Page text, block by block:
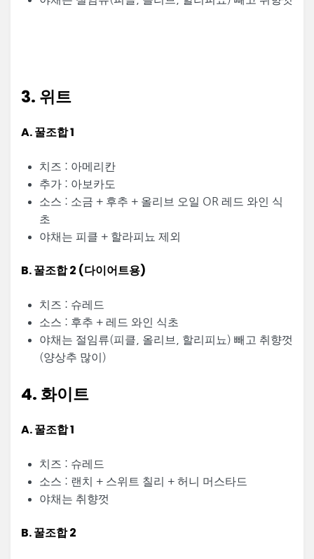
3. 위트
A. 꿀조합 1
치즈 : 아메리칸
추가 : 아보카도
소스 : 소금 + 후추 + 올리브 오일 OR 레드 와인 식
초
야채는 피클 + 할라피뇨 제외
B. 꿀조합 2 (다이어트용)
치즈 : 슈레드
소스 : 후추 + 레드 와인 식초
야채는 절임류(피클, 올리브, 할리피뇨) 빼고 취향껏
(양상추 많이)
4. 화이트
A. 꿀조합 1
치즈 : 슈레드
소스 : 랜치 + 스위트 칠리 + 허니 머스타드
야채는 취향껏
B. 꿀조합 2